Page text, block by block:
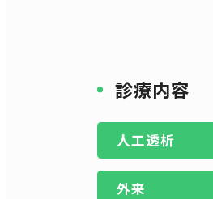
診療内容
人工透析
外来